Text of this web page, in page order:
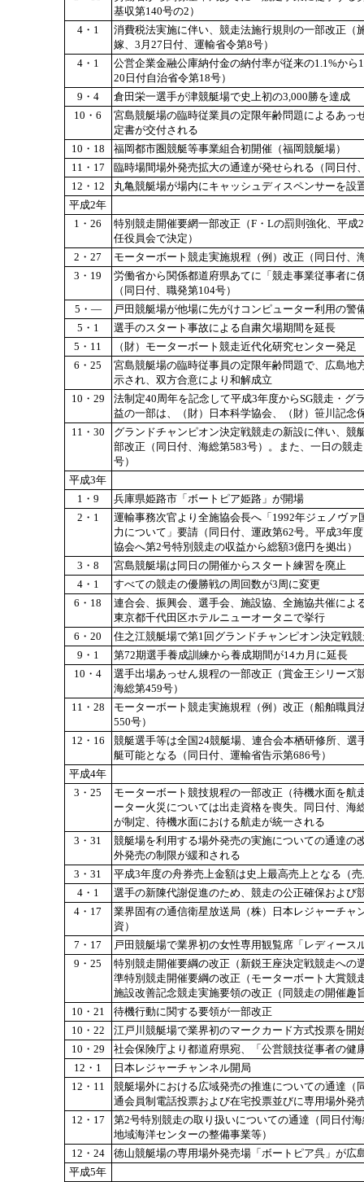
基収第140号の2）
4・1
消費税法実施に伴い、競走法施行規則の一部改正
嫁、3月27日付、運輸省令第8号）
4・1
公営企業金融公庫納付金の納付率が従来の1.1%か
20日付自治省令第18号）
9・4
倉田栄一選手が津競艇場で史上初の3,000勝を達成
10・6
宮島競艇場の臨時従業員の定限年齢問題によるあ
定書が交付される
10・18
福岡都市圏競艇等事業組合初開催（福岡競艇場）
11・17
臨時場間場外発売拡大の通達が発せられる（同日付
12・12
丸亀競艇場が場内にキャッシュディスペンサーを設
平成2年
1・26
特別競走開催要網一部改正（F・Lの罰則強化、平
任役員会で決定）
2・27
モーターボート競走実施規程（例）改正（同日付、
3・19
労働省から関係都道府県あてに「競走事業従事者に
（同日付、職発第104号）
5・―
戸田競艇場が他場に先がけコンピューター利用の警
5・1
選手のスタート事故による自粛欠場期間を延長
5・11
（財）モーターボート競走近代化研究センター発足
6・25
宮島競艇場の臨時従事員の定限年齢問題で、広島
示され、双方合意により和解成立
10・29
法制定40周年を記念して平成3年度からSG競走・グ
益の一部は、（財）日本科学協会、（財）笹川記念
11・30
グランドチャンピオン決定戦競走の新設に伴い、
部改正（同日付、海総第583号）。また、一日の競
号）
平成3年
1・9
兵庫県姫路市「ボートピア姫路」が開場
2・1
運輸事務次官より全施協会長へ「1992年ジェノヴ
力について」要請（同日付、運政第62号。平成3年
協会へ第2号特別競走の収益から総額3億円を拠出）
3・8
宮島競艇場は同日の開催からスタート練習を廃止
4・1
すべての競走の優勝戦の周回数が3周に変更
6・18
連合会、振興会、選手会、施設協、全施協共催によ
東京都千代田区ホテルニューオータニで挙行
6・20
住之江競艇場で第1回グランドチャンピオン決定戦
9・1
第72期選手養成訓練から養成期間が14カ月に延長
10・4
選手出場あっせん規程の一部改正（賞金王シリー
海総第459号）
11・28
モーターボート競走実施規程（例）改正（船舶職
550号）
12・16
競艇選手等は全国24競艇場、連合会本栖研修所、
艇可能となる（同日付、運輸省告示第686号）
平成4年
3・25
モーターボート競技規程の一部改正（待機水面を
ーター火災については出走資格を喪失。同日付、
が制定、待機水面における航走が統一される
3・31
競艇場を利用する場外発売の実施についての通達の
外発売の制限が緩和される
3・31
平成3年度の舟券売上金額は史上最高売上となる（
4・1
選手の新陳代謝促進のため、競走の公正確保および
4・17
業界固有の通信衛星放送局（株）日本レジャーチャ
資）
7・17
戸田競艇場で業界初の女性専用観覧席「レディース
9・25
特別競走開催要綱の改正（新鋭王座決定戦競走への
準特別競走開催要綱の改正（モーターボート大賞競
施設改善記念競走実施要領の改正（同競走の開催趣
10・21
待機行動に関する要領が一部改正
10・22
江戸川競艇場で業界初のマークカード方式投票を開
10・29
社会保険庁より都道府県宛、「公営競技従事者の健
12・1
日本レジャーチャンネル開局
12・11
競艇場外における広域発売の推進についての通達（
通会員制電話投票および在宅投票並びに専用場外
12・17
第2号特別競走の取り扱いについての通達（同日付
地域海洋センターの整備事業等）
12・24
徳山競艇場の専用場外発売場「ボートピア呉」が広
平成5年